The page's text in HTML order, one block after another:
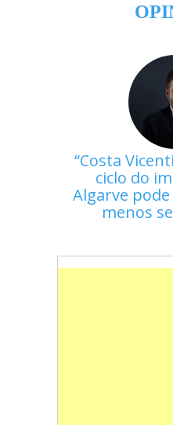
Costa
ciclo do
Algarve
menos